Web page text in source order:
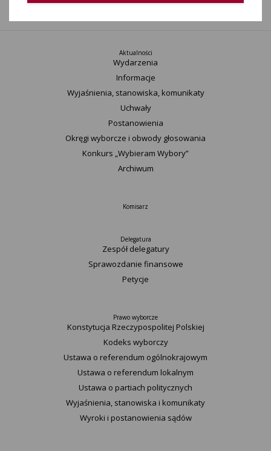
1
Aktualności
Wydarzenia
Informacje
Wyjaśnienia, stanowiska, komunikaty
Uchwały
Postanowienia
Okręgi wyborcze i obwody głosowania
Konkurs „Wybieram Wybory”
Archiwum
Komisarz
Delegatura
Zespół delegatury
Sprawozdanie finansowe
Petycje
Prawo wyborcze
Konstytucja Rzeczypospolitej Polskiej​
Kodeks wyborczy
Ustawa o referendum ogólnokrajowym
Ustawa o referendum lokalnym
Ustawa o partiach politycznych
Wyjaśnienia, stanowiska i komunikaty
Wyroki i postanowienia sądów